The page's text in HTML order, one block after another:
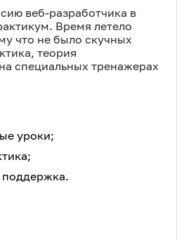
веб-разработчика в
Время летело
что не было скучных
теория
специальных тренажерах
уроки;
поддержка.